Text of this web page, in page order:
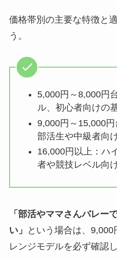
価格帯別の主要な特徴と
う。
5,000円～8,000円
ル、初心者向けの
9,000円～15,000円
部活生や中級者向
16,000円以上：ハ
者や競技レベル向
「部活やママさんバレー
い」
という場合は、
レンジモデルを必ず確認